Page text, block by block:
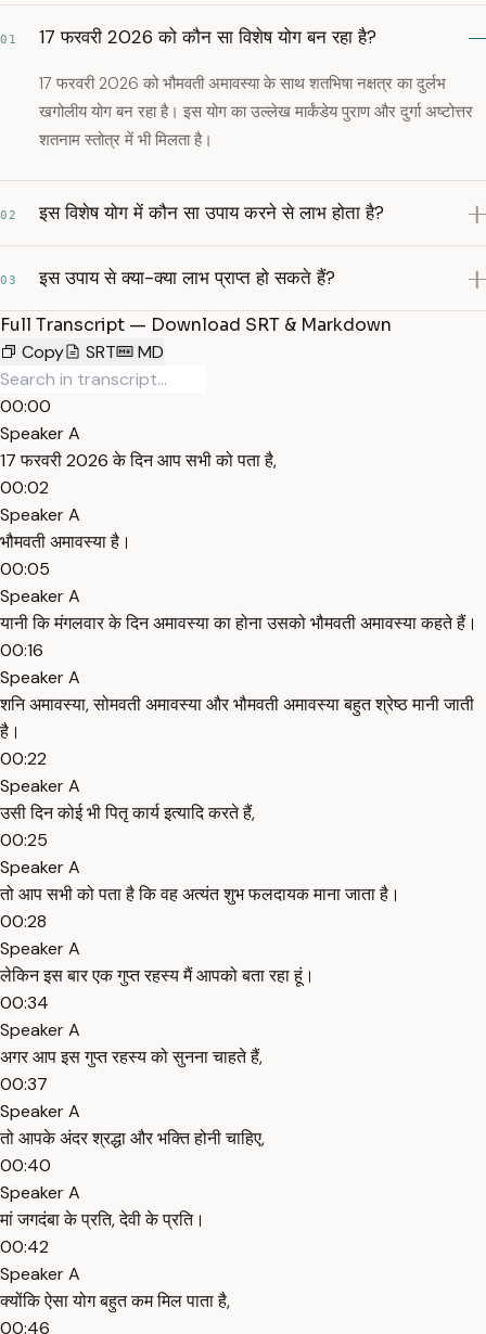
01 17 फरवरी 2026 को कौन सा विशेष योग बन रहा है?
17 फरवरी 2026 को भौमवती अमावस्या के साथ शतभिषा नक्षत्र का दुर्लभ
खगोलीय योग बन रहा है। इस योग का उल्लेख मार्कंडेय पुराण और दुर्गा अष्टोत्तर
शतनाम स्तोत्र में भी मिलता है।
02 इस विशेष योग में कौन सा उपाय करने से लाभ होता है?
03 इस उपाय से क्या-क्या लाभ प्राप्त हो सकते हैं?
Full Transcript — Download SRT & Markdown
Copy
SRT MD
00:00
Speaker A
17 फरवरी 2026 के दिन आप सभी को पता है,
00:02
Speaker A
भौमवती अमावस्या है।
00:05
Speaker A
यानी कि मंगलवार के दिन अमावस्या का होना उसको भौमवती अमावस्या कहते हैं।
00:16
Speaker A
शनि अमावस्या, सोमवती अमावस्या और भौमवती अमावस्या बहुत श्रेष्ठ मानी जाती
है।
00:22
Speaker A
उसी दिन कोई भी पितृ कार्य इत्यादि करते हैं,
00:25
Speaker A
तो आप सभी को पता है कि वह अत्यंत शुभ फलदायक माना जाता है।
00:28
Speaker A
लेकिन इस बार एक गुप्त रहस्य मैं आपको बता रहा हूं।
00:34
Speaker A
अगर आप इस गुप्त रहस्य को सुनना चाहते हैं,
00:37
Speaker A
तो आपके अंदर श्रद्धा और भक्ति होनी चाहिए,
00:40
Speaker A
मां जगदंबा के प्रति, देवी के प्रति।
00:42
Speaker A
क्योंकि ऐसा योग बहुत कम मिल पाता है,
00:46